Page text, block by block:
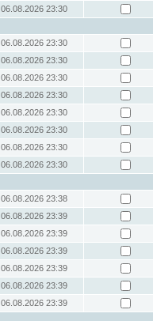
06.08.2026 23:30
06.08.2026 23:30
06.08.2026 23:30
06.08.2026 23:30
06.08.2026 23:30
06.08.2026 23:30
06.08.2026 23:30
06.08.2026 23:30
06.08.2026 23:30
06.08.2026 23:38
06.08.2026 23:39
06.08.2026 23:39
06.08.2026 23:39
06.08.2026 23:39
06.08.2026 23:39
06.08.2026 23:39